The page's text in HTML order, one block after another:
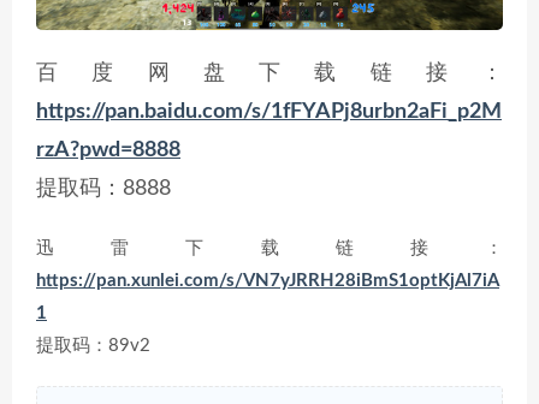
百度网盘下载链接：
https://pan.baidu.com/s/1fFYAPj8urbn2aFi_p2M
rzA?pwd=8888
提取码：8888
迅雷下载链接：
https://pan.xunlei.com/s/VN7yJRRH28iBmS1optKjAl7iA
1
提取码：89v2